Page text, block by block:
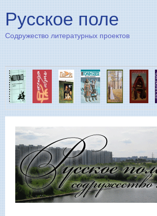
Русское поле
Содружество литературных проектов